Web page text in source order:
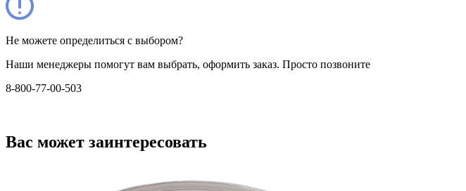
Не можете определиться с выбором?
Наши менеджеры помогут вам выбрать, оформить заказ. Просто позвоните
8-800-77-00-503
Вас может заинтересовать